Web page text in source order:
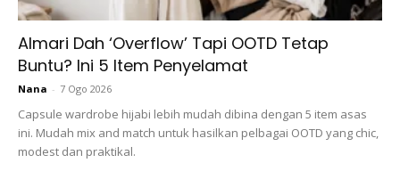
juga akan menjadi halus.
4.Meningkatkan pertumbuhan kolagen yang ada dalam kulit
wajah.
Almari Dah ‘Overflow’ Tapi OOTD Tetap
Buntu? Ini 5 Item Penyelamat
Nana - 7 Ogo 2026
Capsule wardrobe hijabi lebih mudah dibina dengan 5 item asas
ini. Mudah mix and match untuk hasilkan pelbagai OOTD yang chic,
modest dan praktikal.